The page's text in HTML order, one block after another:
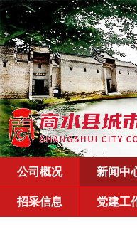
公司概况 新闻中
招采信息
党建工